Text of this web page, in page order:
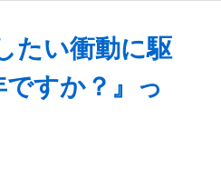
たい衝動に駆
すか？』っ